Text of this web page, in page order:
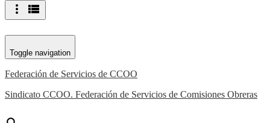
more_vert view_list
Toggle navigation
Federación de Servicios de CCOO
Sindicato CCOO. Federación de Servicios de Comisiones Obreras